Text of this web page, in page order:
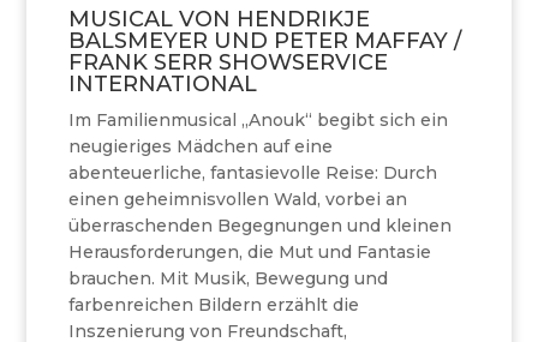
MUSICAL VON HENDRIKJE
BALSMEYER UND PETER MAFFAY /
FRANK SERR SHOWSERVICE
INTERNATIONAL
Im Familienmusical „Anouk“ begibt sich ein
neugieriges Mädchen auf eine
abenteuerliche, fantasievolle Reise: Durch
einen geheimnisvollen Wald, vorbei an
überraschenden Begegnungen und kleinen
Herausforderungen, die Mut und Fantasie
brauchen. Mit Musik, Bewegung und
farbenreichen Bildern erzählt die
Inszenierung von Freundschaft,